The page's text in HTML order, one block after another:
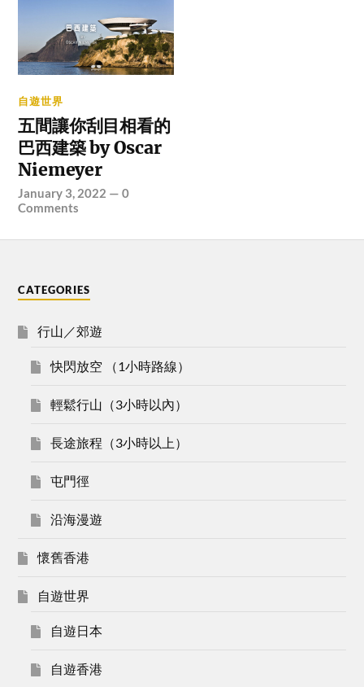
自遊世界
五間讓你刮目相看的
巴西建築 by Oscar
Niemeyer
January 3, 2022 —0
Comments
CATEGORIES
行山／郊遊
快閃放空 （1小時路線）
輕鬆行山（3小時以內）
長途旅程（3小時以上）
屯門徑
沿海漫遊
懷舊香港
自遊世界
自遊日本
自遊香港